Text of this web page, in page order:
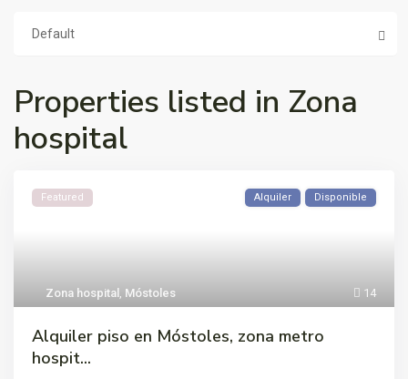
Default
Properties listed in Zona
hospital
14
Zona hospital , Móstoles
Featured Alquiler Disponible
Alquiler piso en Móstoles, zona metro
hospit...